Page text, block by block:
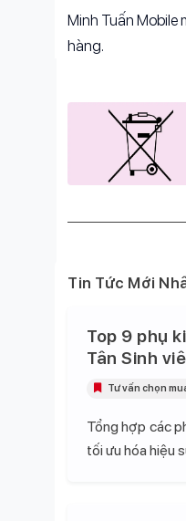
Minh Tuấn Mobile
hàng.
Tin Tức Mới
Top 9 phụ
Tân Sinh
Tổng hợp các
tối ưu hóa hiệu
Tư vấn chọn